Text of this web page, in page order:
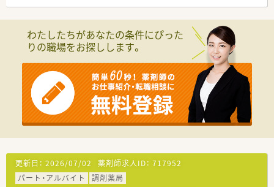
■ご経験に応じて年収600万円まで相談可能で、さらに年2回、約
4.5ヶ月分の賞与が支給されます。
■年間休日は119日を確保しており、日曜祝日と他1日の週休2日
制で、プライベートの時間も大切にできます。
■充実した住宅手当や家族手当に加えて退職金制度もあり、長期
的に安心して働ける環境が整っています。
【勤務実態について】
■会社全体で業務効率化を進めており、残業時間は月平均10時
間以下と、仕事後の予定も立てやすいです。
■有給休暇の取得率は80%近くと非常に高く、ラウンダー薬剤
■早出と遅出を組み合わせたローテーションシフト制で、全スタ
ッフが公平な勤務体系で働いています。
わたしたちがあなたの条件にぴった
りの職場をお探しします。
更新日： 2026/07/02 薬剤師求人ID： 717952
パート・アルバイト
調剤薬局